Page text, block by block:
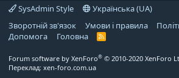
SysAdmin Style
Українська (UA)
Зворотній зв'язок
Умови і правила
Дoпoмoга
Головна
R
Forum software by XenForo® © 2010-2020 XenForo
Переклад: xen-foro.com.ua